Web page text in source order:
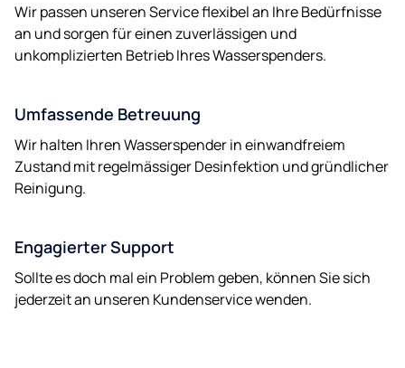
Wir passen unseren Service flexibel an Ihre Bedürfnisse
an und sorgen für einen zuverlässigen und
unkomplizierten Betrieb Ihres Wasserspenders.
Umfassende Betreuung
Wir halten Ihren Wasserspender in einwandfreiem
Zustand mit regelmässiger Desinfektion und gründlicher
Reinigung.
Engagierter Support
Sollte es doch mal ein Problem geben, können Sie sich
jederzeit an unseren Kundenservice wenden.